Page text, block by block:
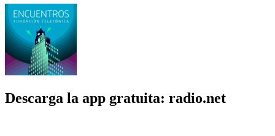
Descarga la app gratuita: radio.net